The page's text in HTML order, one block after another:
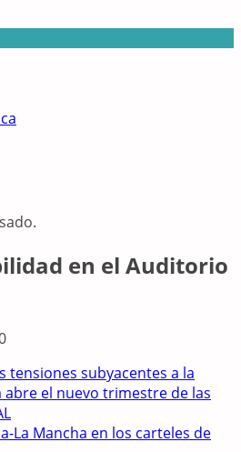
en el Auditorio
tensiones subyacentes a la
el nuevo trimestre de las
La Mancha en los carteles de